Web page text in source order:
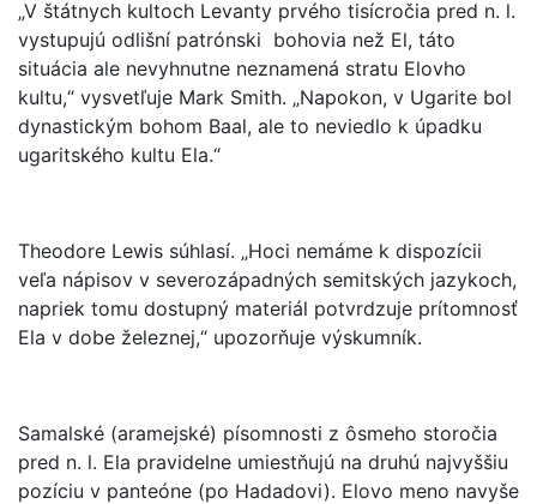
„V štátnych kultoch Levanty prvého tisícročia pred n. l.
vystupujú odlišní patrónski bohovia než El, táto
situácia ale nevyhnutne neznamená stratu Elovho
kultu,“ vysvetľuje Mark Smith. „Napokon, v Ugarite bol
dynastickým bohom Baal, ale to neviedlo k úpadku
ugaritského kultu Ela.“
Theodore Lewis súhlasí. „Hoci nemáme k dispozícii
veľa nápisov v severozápadných semitských jazykoch,
napriek tomu dostupný materiál potvrdzuje prítomnosť
Ela v dobe železnej,“ upozorňuje výskumník.
Samalské (aramejské) písomnosti z ôsmeho storočia
pred n. l. Ela pravidelne umiestňujú na druhú najvyššiu
pozíciu v panteóne (po Hadadovi). Elovo meno navyše